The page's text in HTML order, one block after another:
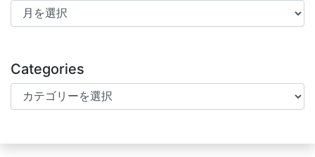
Archives
Categories
Categories